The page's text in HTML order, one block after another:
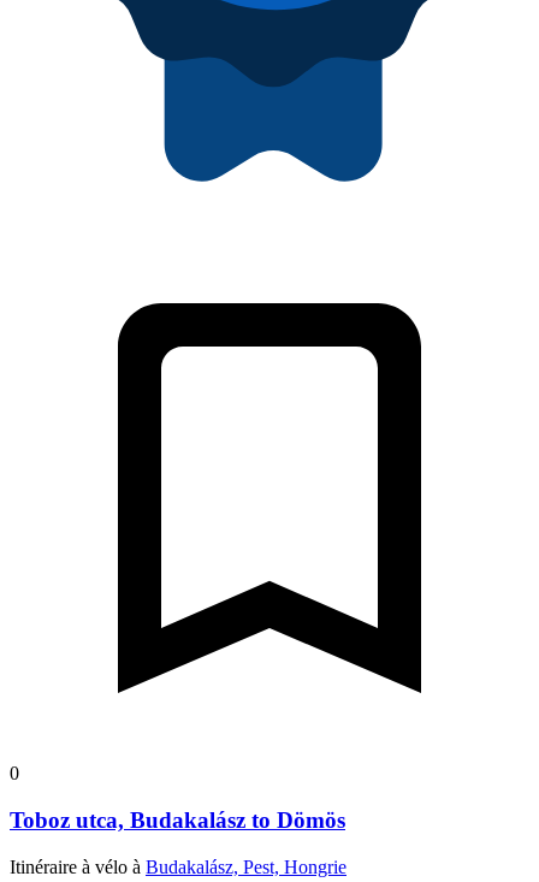
0
Toboz utca, Budakalász to Dömös
Itinéraire à vélo à Budakalász, Pest, Hongrie